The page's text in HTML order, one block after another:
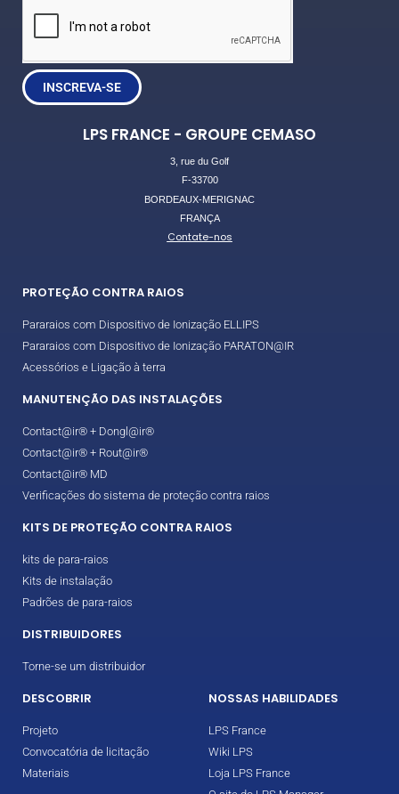
INSCREVA-SE
LPS FRANCE - GROUPE CEMASO
3, rue du Golf
F-33700
BORDEAUX-MERIGNAC
FRANÇA
Contate-nos
PROTEÇÃO CONTRA RAIOS
Pararaios com Dispositivo de Ionização ELLIPS
Pararaios com Dispositivo de Ionização PARATON@IR
Acessórios e Ligação à terra
MANUTENÇÃO DAS INSTALAÇÕES
Contact@ir® + Dongl@ir®
Contact@ir® + Rout@ir®
Contact@ir® MD
Verificações do sistema de proteção contra raios
KITS DE PROTEÇÃO CONTRA RAIOS
kits de para-raios
Kits de instalação
Padrões de para-raios
DISTRIBUIDORES
Torne-se um distribuidor
DESCOBRIR
Projeto
Convocatória de licitação
Materiais
NOSSAS HABILIDADES
LPS France
Wiki LPS
Loja LPS France